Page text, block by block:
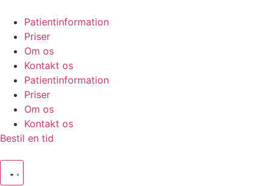
Patientinformation
Priser
Om os
Kontakt os
Patientinformation
Priser
Om os
Kontakt os
Bestil en tid